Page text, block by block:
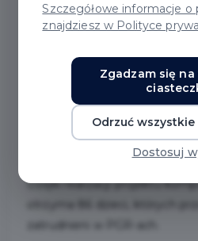
Cyfrowa Gmina
Opis projektu:
Celem projektu jest
usług internetowych
komputerowego, który
przez uczniów do nauki.
Dzięki realizacji projektu
Szczegółowe informacje o
znajdziesz w Polityce
Zgadzam się
Odrzuć
Dostosuj